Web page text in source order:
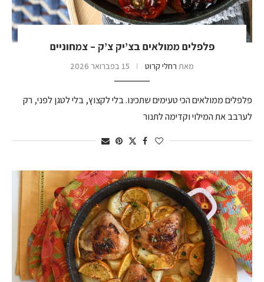
פלפלים ממולאים בצ’יק צ’ק – צמחוניים
מאת רחלי קרוט 15 בפברואר 2026
פלפלים ממולאים הכי טעימים שתכינו. בלי לקצוץ, בלי לטגן לפני, רק
לערבב את המילוי וקדימה לתנור